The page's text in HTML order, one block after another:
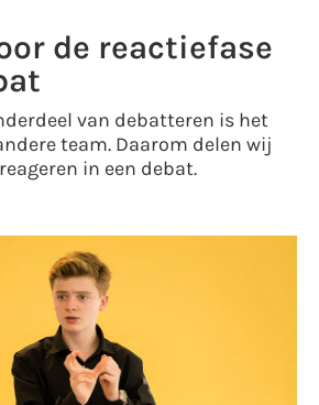
de reactiefase
van debatteren is het
team. Daarom delen wij
in een debat.